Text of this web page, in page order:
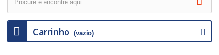
Carrinho (vazio)